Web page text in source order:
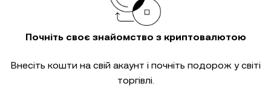
Почніть своє знайомство з криптовалютою
Внесіть кошти на свій акаунт і почніть подорож у світі
торгівлі.